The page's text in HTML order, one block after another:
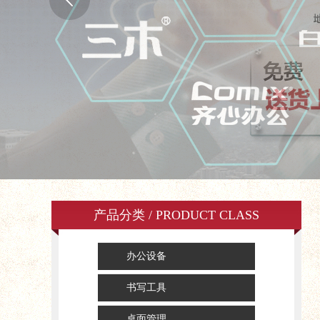
产品分类 / PRODUCT CLASS
办公设备
书写工具